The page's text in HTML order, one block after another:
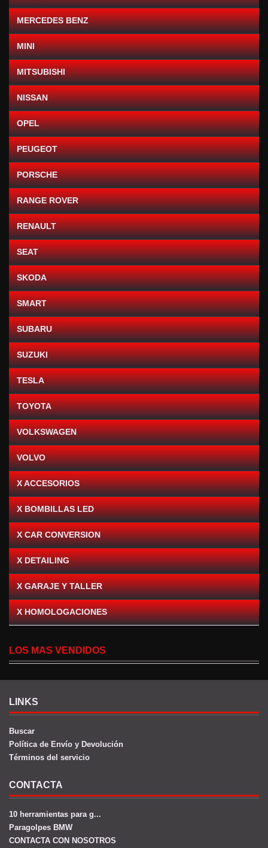
MERCEDES BENZ
MINI
MITSUBISHI
NISSAN
OPEL
PEUGEOT
PORSCHE
RANGE ROVER
RENAULT
SEAT
SKODA
SMART
SUBARU
SUZUKI
TESLA
TOYOTA
VOLKSWAGEN
VOLVO
X ACCESORIOS
X BOMBILLAS LED
X CAR CONVERSION
X DETAILING
X GARAJE Y TALLER
X HOMOLOGACIONES
LOS MAS VENDIDOS
LINKS
Buscar
Política de Envío y Devolución
Términos del servicio
CONTACTA
10 herramientas para g...
Paragolpes BMW
CONTACTA CON NOSOTROS